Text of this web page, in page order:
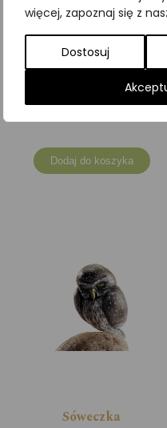
więcej, zapoznaj się z
Dostosuj
Dodaj do koszyka
Sóweczka